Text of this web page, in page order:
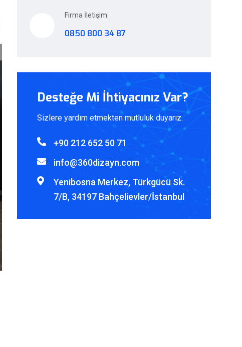
Firma İletişim:
0850 800 34 87
Desteğe Mi İhtiyacınız Var?
Sizlere yardım etmekten mutluluk duyarız.
+90 212 652 50 71
info@360dizayn.com
Yenibosna Merkez, Türkgücü Sk.
7/B, 34197 Bahçelievler/İstanbul